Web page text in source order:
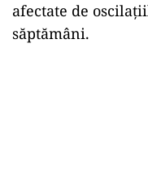
afectate de
săptămâni.